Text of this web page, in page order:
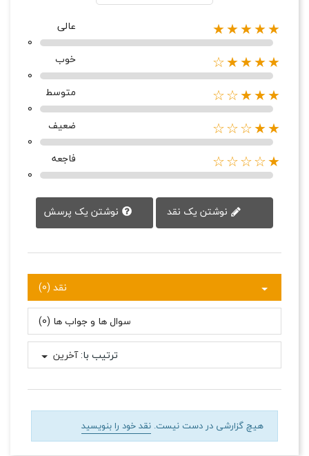
★★★★★
عالی
0
★★★★☆
خوب
0
★★★☆☆
متوسط
0
★★☆☆☆
ضعیف
0
★☆☆☆☆
فاجعه
0
نوشتن یک پرسش
نقد (0)
سوال ها و جواب ها (0)
ترتیب با:آخرین
هیچ گزارشی در دست نیست. نقد خود را بنویسید